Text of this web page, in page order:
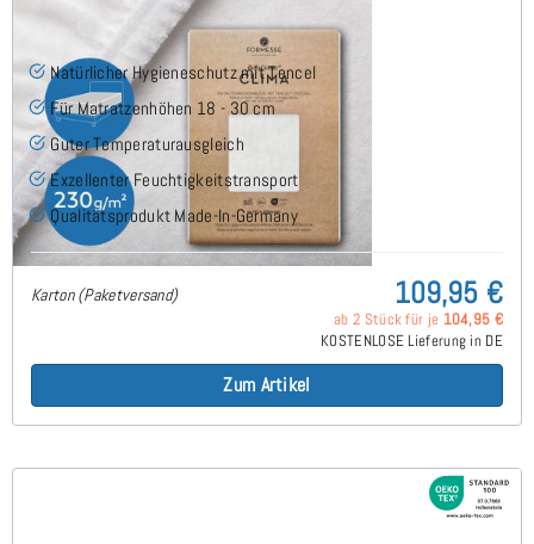
Natürlicher Hygieneschutz mit Tencel
Für Matratzenhöhen 18 - 30 cm
Guter Temperaturausgleich
Exzellenter Feuchtigkeitstransport
Qualitätsprodukt Made-In-Germany
Karton (Paketversand) 109,95 €
ab 2 Stück für je 104,95 €
KOSTENLOSE Lieferung in DE
Zum Artikel